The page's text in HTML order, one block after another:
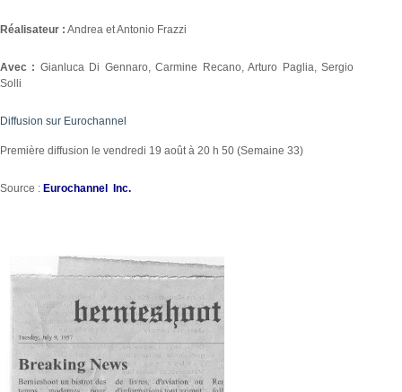
Réalisateur : Andrea et Antonio Frazzi
Avec : Gianluca Di Gennaro, Carmine Recano, Arturo Paglia, Sergio
Solli
Diffusion sur Eurochannel
Première diffusion le vendredi 19 août à 20 h 50 (Semaine 33)
Source : Eurochannel Inc.